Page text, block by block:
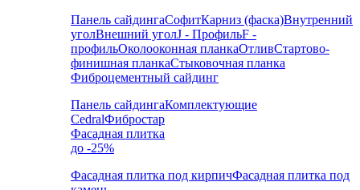
Панель сайдингаСофитКарниз (фаска)Внутренний
уголВнешний уголJ - ПрофильF -
профильОколооконная планкаОтливСтартово-
финишная планкаСтыковочная планка
Фиброцементный сайдинг
Панель сайдингаКомплектующие
CedralФибростар
Фасадная плитка
до -25%
Фасадная плитка под кирпичФасадная плитка под